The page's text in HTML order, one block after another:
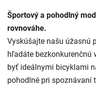
Športový a pohodlný
rovnováhe.
Vyskúšajte našu úžasnú
hľadáte bezkonkurenčnú
byť ideálnymi bicyklami
pohodlné pri spoznávaní